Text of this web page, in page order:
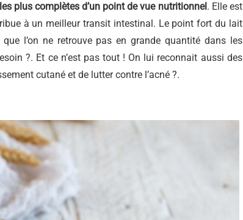
plus complètes d’un point de vue nutritionnel. Elle est
à un meilleur transit intestinal. Le point fort du lait
que l’on ne retrouve pas en grande quantité dans les
?. Et ce n’est pas tout ! On lui reconnait aussi des
cutané et de lutter contre l’acné ?.